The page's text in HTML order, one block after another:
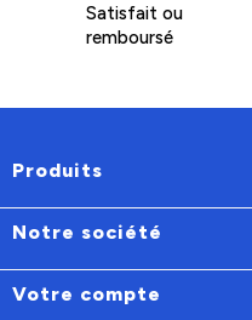
Satisfait ou
remboursé
Produits
Notre société
Votre compte